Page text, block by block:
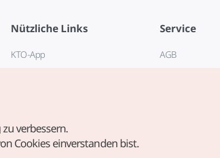
Nützliche Links
KTO-App
Service
AGB
verbessern.
Cookies einverstanden bist.